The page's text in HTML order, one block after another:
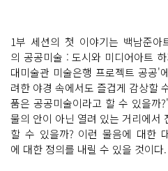
1부 세션의 첫 이야기는 백남준
의 공공미술 : 도시와 미디어아트
대미술관 미술은행 프로젝트 공공'
려한 야경 속에서도 즐겁게 감상할
품은 공공미술이라고 할 수 있을까
물의 안이 아닌 열려 있는 거리에서
할 수 있을까? 이런 물음에 대한
에 대한 정의를 내릴 수 있을 것이다.